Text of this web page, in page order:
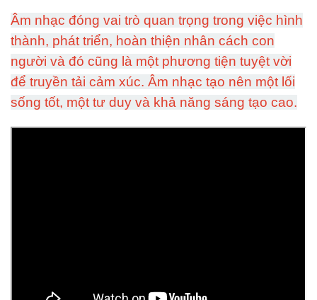
Âm nhạc đóng vai trò quan trọng trong việc hình
thành, phát triển, hoàn thiện nhân cách con
người và đó cũng là một phương tiện tuyệt vời
để truyền tải cảm xúc. Âm nhạc tạo nên một lối
sống tốt, một tư duy và khả năng sáng tạo cao.